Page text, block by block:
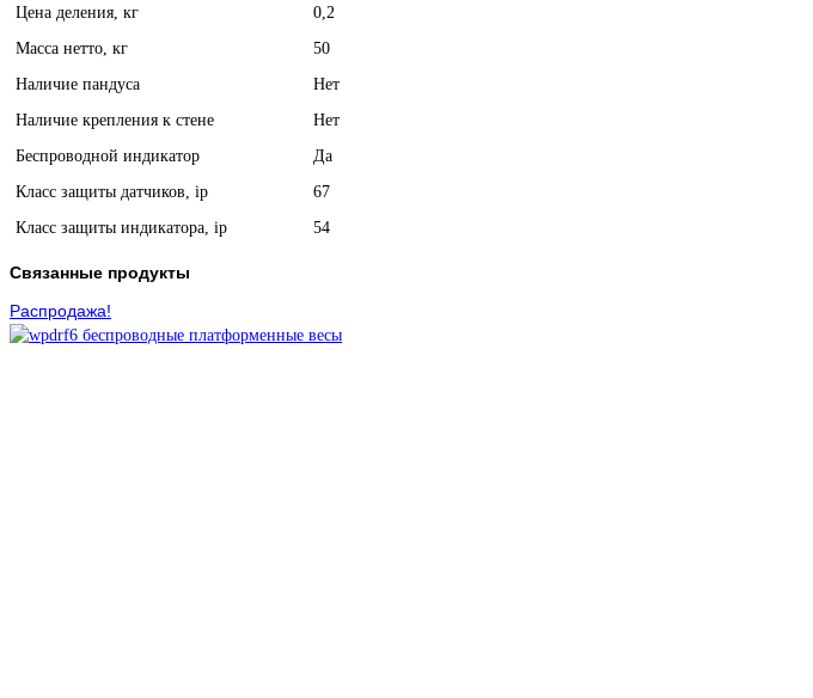
Цена деления, кг
0,2
Масса нетто, кг
50
Наличие пандуса
Нет
Наличие крепления к стене
Нет
Беспроводной индикатор
Да
Класс защиты датчиков, ip
67
Класс защиты индикатора, ip
54
Связанные продукты
Распродажа!